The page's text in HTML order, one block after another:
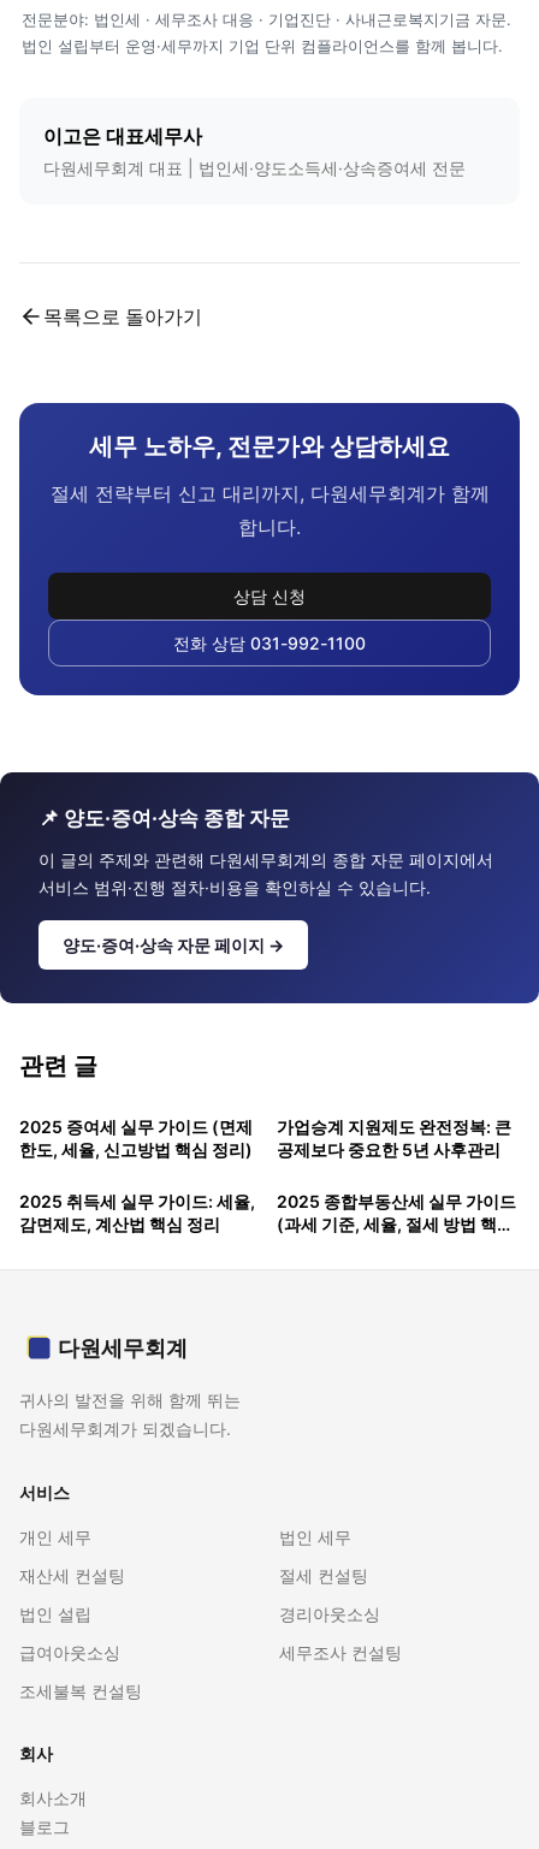
전문분야: 법인세 · 세무조사 대응 · 기업진단 · 사내근로복지기금 자문.
법인 설립부터 운영·세무까지 기업 단위 컴플라이언스를 함께 봅니다.
이고은 대표세무사
다원세무회계 대표 | 법인세·양도소득세·상속증여세 전문
목록으로 돌아가기
세무 노하우, 전문가와 상담하세요
절세 전략부터 신고 대리까지, 다원세무회계가 함께
합니다.
상담 신청
전화 상담 031-992-1100
📌 양도·증여·상속 종합 자문
이 글의 주제와 관련해 다원세무회계의 종합 자문 페이지에서
서비스 범위·진행 절차·비용을 확인하실 수 있습니다.
양도·증여·상속 자문 페이지 →
관련 글
2025 증여세 실무 가이드 (면제
한도, 세율, 신고방법 핵심 정리)
가업승계 지원제도 완전정복: 큰
공제보다 중요한 5년 사후관리
2025 취득세 실무 가이드: 세율,
감면제도, 계산법 핵심 정리
2025 종합부동산세 실무 가이드
(과세 기준, 세율, 절세 방법 핵심
다원세무회계
귀사의 발전을 위해 함께 뛰는
다원세무회계가 되겠습니다.
서비스
개인 세무
법인 세무
재산세 컨설팅
절세 컨설팅
법인 설립
경리아웃소싱
급여아웃소싱
세무조사 컨설팅
조세불복 컨설팅
회사
회사소개
블로그